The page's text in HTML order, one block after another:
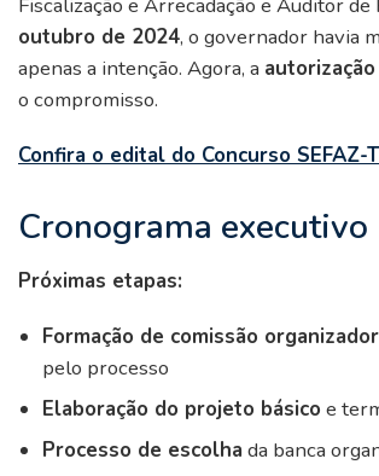
outubro de 2024, o governador havia
apenas a intenção. Agora, a
o compromisso.
Confira o edital do Concurso SEFAZ-
Cronograma executivo
Próximas etapas:
Formação de comissão
pelo processo
Elaboração do projeto básico e
Processo de escolha da banca